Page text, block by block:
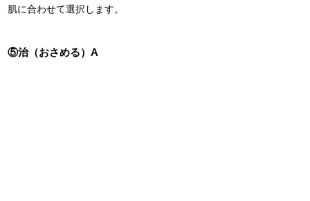
肌に合わせて選択します。
⑤治（おさめる）A